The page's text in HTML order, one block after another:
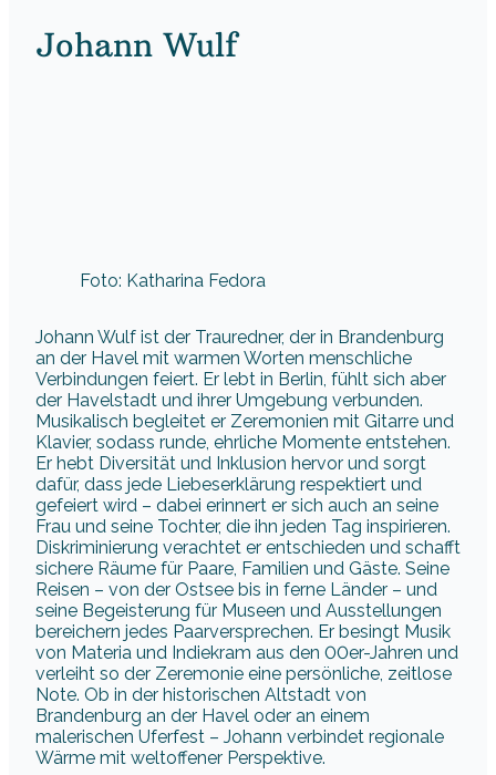
Johann Wulf
Foto: Katharina Fedora
Johann Wulf ist der Trauredner, der in Brandenburg
an der Havel mit warmen Worten menschliche
Verbindungen feiert. Er lebt in Berlin, fühlt sich aber
der Havelstadt und ihrer Umgebung verbunden.
Musikalisch begleitet er Zeremonien mit Gitarre und
Klavier, sodass runde, ehrliche Momente entstehen.
Er hebt Diversität und Inklusion hervor und sorgt
dafür, dass jede Liebeserklärung respektiert und
gefeiert wird – dabei erinnert er sich auch an seine
Frau und seine Tochter, die ihn jeden Tag inspirieren.
Diskriminierung verachtet er entschieden und schafft
sichere Räume für Paare, Familien und Gäste. Seine
Reisen – von der Ostsee bis in ferne Länder – und
seine Begeisterung für Museen und Ausstellungen
bereichern jedes Paarversprechen. Er besingt Musik
von Materia und Indiekram aus den 00er-Jahren und
verleiht so der Zeremonie eine persönliche, zeitlose
Note. Ob in der historischen Altstadt von
Brandenburg an der Havel oder an einem
malerischen Uferfest – Johann verbindet regionale
Wärme mit weltoffener Perspektive.